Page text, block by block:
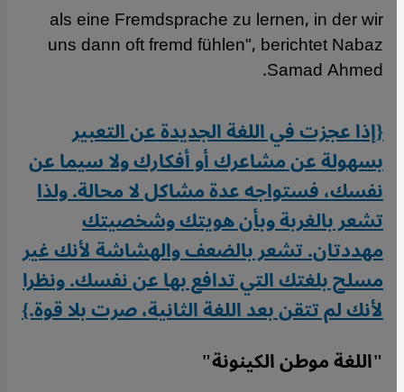
als eine Fremdsprache zu lernen, in der wir
uns dann oft fremd fühlen", berichtet Nabaz
Samad Ahmed.
{إذا عجزت في اللغة الجديدة عن التعبير
بسهولة عن مشاعرك أو أفكارك ولا سيما عن
نفسك، فستواجه عدة مشاكل لا محالة. ولذا
تشعر بالغربة وبأن هويتك وشخصيتك
مهددتان. تشعر بالضعف والهشاشة لأنك غير
مسلح بلغتك التي تدافع بها عن نفسك. ونظرا
لأنك لم تتقن بعد اللغة الثانية، صرت بلا قوة.}
"اللغة موطن الكينونة"